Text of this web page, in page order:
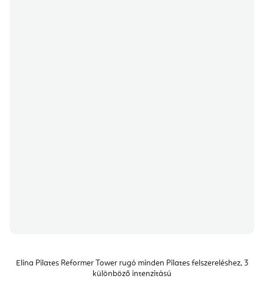
Elina Pilates Reformer Tower rugó minden Pilates felszereléshez, 3
különböző intenzitású